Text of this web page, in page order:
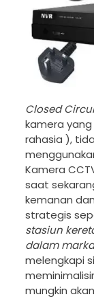
Closed
kamera
rahasia ),
Kamera
saat
kemanan
strategis
stasiun
dalam
melengkapi
mungkin